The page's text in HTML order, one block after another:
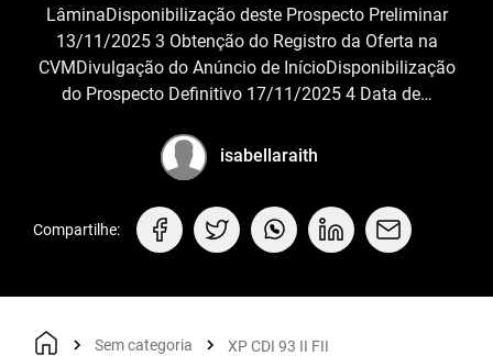
LâminaDisponibilização deste Prospecto Preliminar
13/11/2025 3 Obtenção do Registro da Oferta na
CVMDivulgação do Anúncio de InícioDisponibilização
do Prospecto Definitivo 17/11/2025 4 Data de…
isabellaraith
Compartilhe:
Sem categoria XP CDI 93 II FII